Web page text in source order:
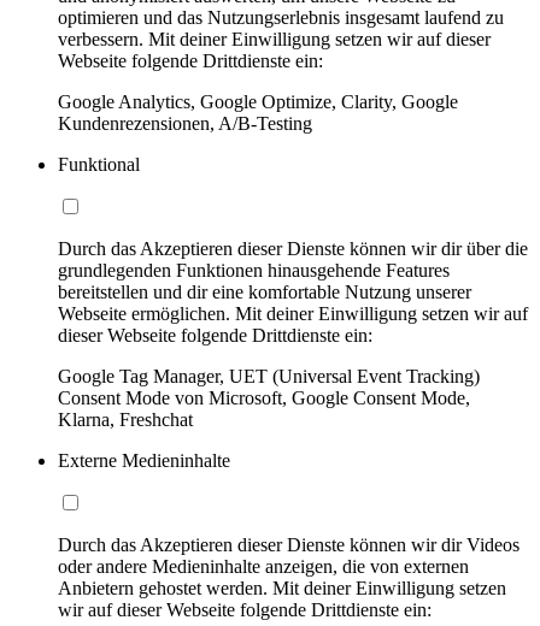
optimieren und das Nutzungserlebnis insgesamt laufend zu
verbessern. Mit deiner Einwilligung setzen wir auf dieser
Webseite folgende Drittdienste ein:
Google Analytics, Google Optimize, Clarity, Google
Kundenrezensionen, A/B-Testing
Funktional
Durch das Akzeptieren dieser Dienste können wir dir über die
grundlegenden Funktionen hinausgehende Features
bereitstellen und dir eine komfortable Nutzung unserer
Webseite ermöglichen. Mit deiner Einwilligung setzen wir auf
dieser Webseite folgende Drittdienste ein:
Google Tag Manager, UET (Universal Event Tracking)
Consent Mode von Microsoft, Google Consent Mode,
Klarna, Freshchat
Externe Medieninhalte
Durch das Akzeptieren dieser Dienste können wir dir Videos
oder andere Medieninhalte anzeigen, die von externen
Anbietern gehostet werden. Mit deiner Einwilligung setzen
wir auf dieser Webseite folgende Drittdienste ein: